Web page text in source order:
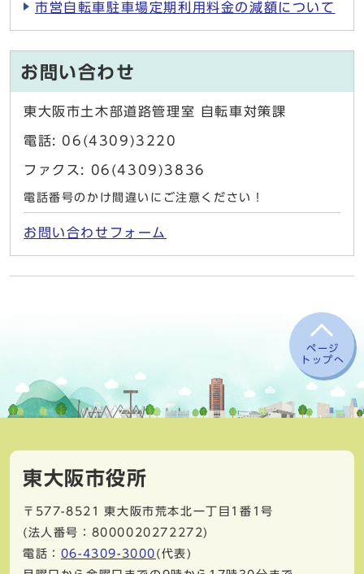
市営自転車駐車場定期利用料金の減額について
お問い合わせ
東大阪市土木部道路管理室 自転車対策課
電話: 06(4309)3220
ファクス: 06(4309)3836
電話番号のかけ間違いにご注意ください！
お問い合わせフォーム
ページ
トップへ
東大阪市役所
〒577-8521
東大阪市荒本北一丁目1番1号
(法人番号：8000020272272)
電話： 06-4309-3000 (代表)